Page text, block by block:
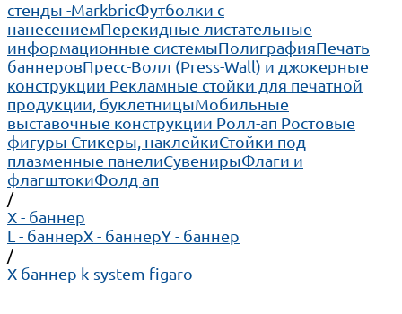
стенды -MarkbricФутболки с
нанесениемПерекидные листательные
информационные системыПолиграфияПечать
баннеровПресс-Волл (Press-Wall) и джокерные
конструкции Рекламные стойки для печатной
продукции, буклетницыМобильные
выставочные конструкции Ролл-ап Ростовые
фигуры Стикеры, наклейкиСтойки под
плазменные панелиСувенирыФлаги и
флагштокиФолд ап
/
X - баннер
L - баннерX - баннерY - баннер
/
Х-баннер k-system figaro